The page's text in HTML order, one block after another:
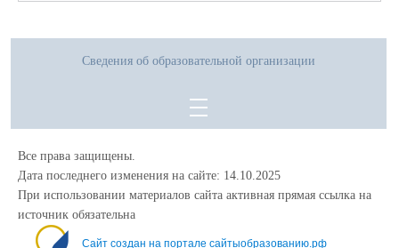
Сведения об образовательной организации
Все права защищены.
Дата последнего изменения на сайте: 14.10.2025
При использовании материалов сайта активная прямая ссылка на
источник обязательна
Сайт создан на портале сайтыобразованию.рф